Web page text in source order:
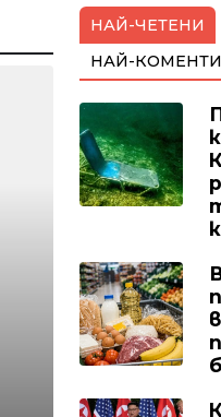
НАЙ-ЧЕТЕНИ
НАЙ-